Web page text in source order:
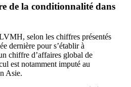
de la conditionnalité dans
selon les chiffres présentés
dernière pour s’établir à
chiffre d’affaires global de
est notamment imputé au
Asie.